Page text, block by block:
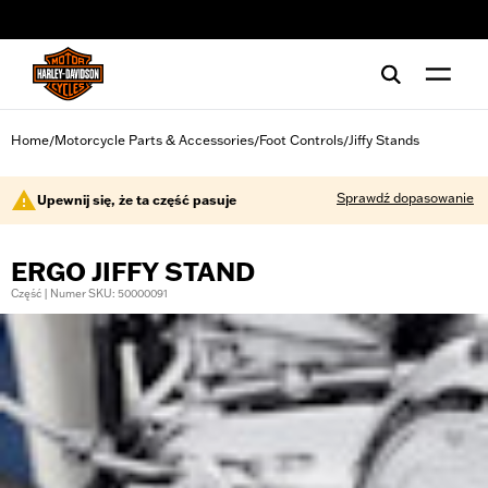
Home/Motorcycle Parts & Accessories/Foot Controls/Jiffy Stands
Upewnij się, że ta część pasuje Sprawdź dopasowanie
ERGO JIFFY STAND
Część | Numer SKU: 50000091